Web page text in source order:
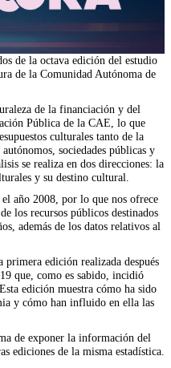
de la octava edición del estudio
de la Comunidad Autónoma de
de la financiación y del
Pública de la CAE, lo que
culturales tanto de la
sociedades públicas y
se realiza en dos direcciones: la
y su destino cultural.
año 2008, por lo que nos ofrece
los recursos públicos destinados
además de los datos relativos al
primera edición realizada después
que, como es sabido, incidió
edición muestra cómo ha sido
y cómo han influido en ella las
de exponer la información del
ediciones de la misma estadística.